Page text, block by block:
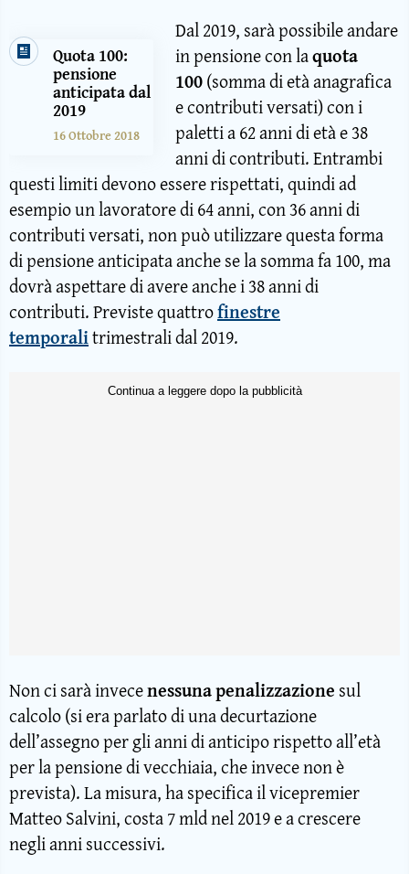
Quota 100:
pensione
anticipata dal
2019
16 Ottobre 2018
Dal 2019, sarà possibile andare
in pensione con laquota
100(somma di età anagrafica
e contributi versati) con i
paletti a 62 anni di età e 38
anni di contributi. Entrambi
questi limiti devono essere rispettati, quindi ad
esempio un lavoratore di 64 anni, con 36 anni di
contributi versati, non può utilizzare questa forma
di pensione anticipata anche se la somma fa 100, ma
dovrà aspettare di avere anche i 38 anni di
contributi. Previste quattrofinestre
temporalitrimestrali dal 2019.
Non ci sarà invecenessuna penalizzazione sul
calcolo (si era parlato di una decurtazione
dell’assegno per gli anni di anticipo rispetto all’età
per la pensione di vecchiaia, che invece non è
prevista). La misura, ha specifica il vicepremier
Matteo Salvini, costa 7 mld nel 2019 e a crescere
negli anni successivi.